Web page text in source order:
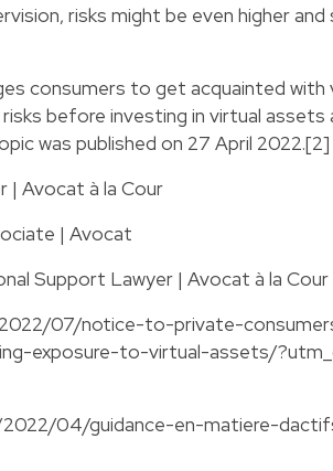
risks might be even higher
consumers to get acquainted
before investing in virtual
was published on 27 April 2022.[2]
| Avocat à la Cour
| Avocat
Support Lawyer | Avocat à la Cour
2022/07/notice-to-private-
exposure-to-virtual-assets/
2022/04/guidance-en-matiere-